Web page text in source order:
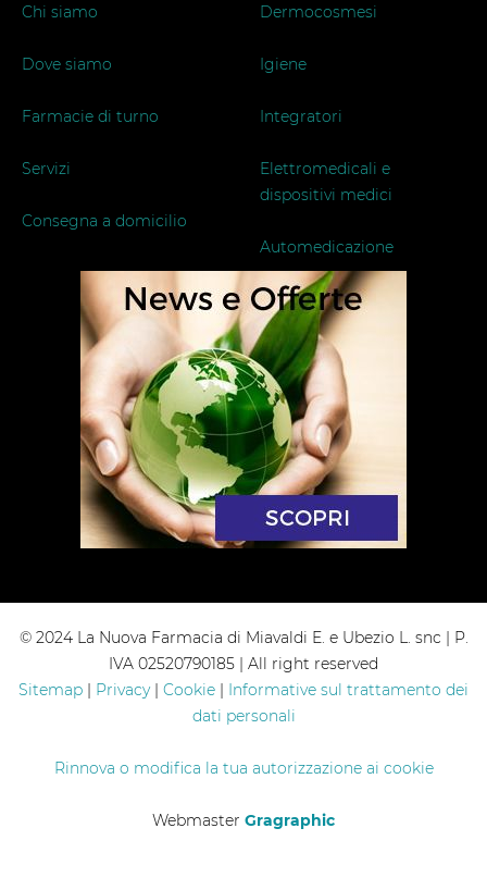
Chi siamo
Dove siamo
Farmacie di turno
Servizi
Consegna a domicilio
Dermocosmesi
Igiene
Integratori
Elettromedicali e
dispositivi medici
Automedicazione
© 2024 La Nuova Farmacia di Miavaldi E. e Ubezio L. snc | P.
IVA 02520790185 | All right reserved
Sitemap | Privacy | Cookie | Informative sul trattamento dei
dati personali
Rinnova o modifica la tua autorizzazione ai cookie
Webmaster Gragraphic